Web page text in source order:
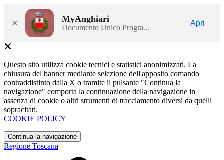
× MyAnghiari
Documento Unico Progra...
Apri
Questo sito utilizza cookie tecnici e statistici anonimizzati. La
chiusura del banner mediante selezione dell'apposito comando
contraddistinto dalla X o tramite il pulsante "Continua la
navigazione" comporta la continuazione della navigazione in
assenza di cookie o altri strumenti di tracciamento diversi da quelli
sopracitati.
COOKIE POLICY
Continua la navigazione
Regione Toscana